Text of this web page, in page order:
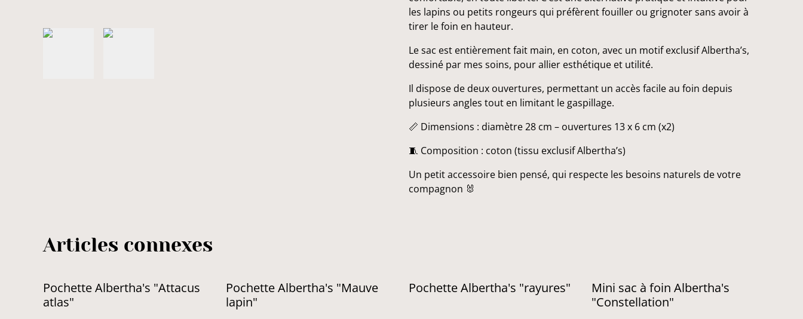
les lapins ou petits rongeurs qui préfèrent fouiller ou grignoter sans avoir à
tirer le foin en hauteur.
Le sac est entièrement fait main, en coton, avec un motif exclusif Albertha’s,
dessiné par mes soins, pour allier esthétique et utilité.
Il dispose de deux ouvertures, permettant un accès facile au foin depuis
plusieurs angles tout en limitant le gaspillage.
📏 Dimensions : diamètre 28 cm – ouvertures 13 x 6 cm (x2)
🧵 Composition : coton (tissu exclusif Albertha’s)
Un petit accessoire bien pensé, qui respecte les besoins naturels de votre
compagnon 🐰
Articles connexes
Pochette Albertha's "Attacus
atlas"
Pochette Albertha's "Mauve
lapin"
Pochette Albertha's "rayures"
Mini sac à foin Albertha's
"Constellation"